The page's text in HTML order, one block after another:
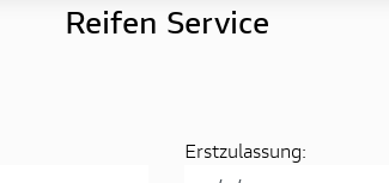
Reifen Service
Erstzulassung: